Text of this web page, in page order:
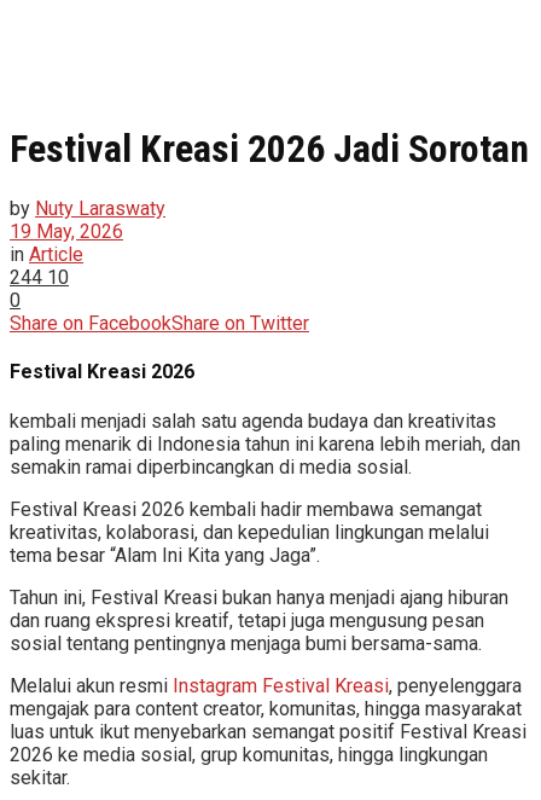
Festival Kreasi 2026 Jadi Sorotan
by Nuty Laraswaty
19 May, 2026
in Article
244 10
0
Share on FacebookShare on Twitter
Festival Kreasi 2026
kembali menjadi salah satu agenda budaya dan kreativitas
paling menarik di Indonesia tahun ini karena lebih meriah, dan
semakin ramai diperbincangkan di media sosial.
Festival Kreasi 2026 kembali hadir membawa semangat
kreativitas, kolaborasi, dan kepedulian lingkungan melalui
tema besar “Alam Ini Kita yang Jaga”.
Tahun ini, Festival Kreasi bukan hanya menjadi ajang hiburan
dan ruang ekspresi kreatif, tetapi juga mengusung pesan
sosial tentang pentingnya menjaga bumi bersama-sama.
Melalui akun resmi Instagram Festival Kreasi, penyelenggara
mengajak para content creator, komunitas, hingga masyarakat
luas untuk ikut menyebarkan semangat positif Festival Kreasi
2026 ke media sosial, grup komunitas, hingga lingkungan
sekitar.